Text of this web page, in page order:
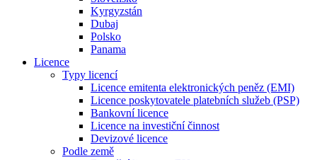
Kyrgyzstán
Dubaj
Polsko
Panama
Licence
Typy licencí
Licence emitenta elektronických peněz (EMI)
Licence poskytovatele platebních služeb (PSP)
Bankovní licence
Licence na investiční činnost
Devizové licence
Podle země